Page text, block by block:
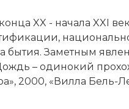
XX - начала XXI
бы­тия. За­мет­ным
– оди­но­кий
2000, «Вил­ла Бель-